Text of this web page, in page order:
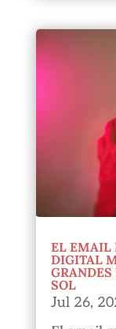
EL EMAIL
DIGITAL
GRANDES
SOL
Jul 26,